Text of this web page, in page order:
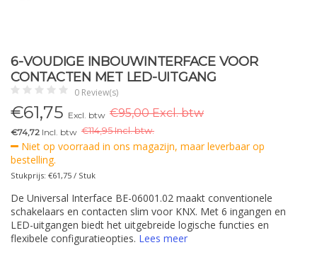
6-VOUDIGE INBOUWINTERFACE VOOR
CONTACTEN MET LED-UITGANG
0 Review(s)
€61,75 Excl. btw €95,00 Excl. btw
€74,72 Incl. btw €114,95 Incl. btw.
Niet op voorraad in ons magazijn, maar leverbaar op
bestelling.
Stukprijs: €61,75 / Stuk
De Universal Interface BE-06001.02 maakt conventionele
schakelaars en contacten slim voor KNX. Met 6 ingangen en
LED-uitgangen biedt het uitgebreide logische functies en
flexibele configuratieopties. Lees meer